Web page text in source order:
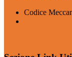
Codice